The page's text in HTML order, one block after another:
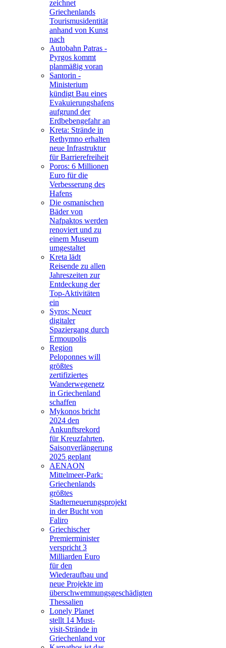
zeichnet
Griechenlands
Tourismusidentität
anhand von Kunst
nach
Autobahn Patras -
Pyrgos kommt
planmäßig voran
Santorin -
Ministerium
kündigt Bau eines
Evakuierungshafens
aufgrund der
Erdbebengefahr an
Kreta: Strände in
Rethymno erhalten
neue Infrastruktur
für Barrierefreiheit
Poros: 6 Millionen
Euro für die
Verbesserung des
Hafens
Die osmanischen
Bäder von
Nafpaktos werden
renoviert und zu
einem Museum
umgestaltet
Kreta lädt
Reisende zu allen
Jahreszeiten zur
Entdeckung der
Top-Aktivitäten
ein
Syros: Neuer
digitaler
Spaziergang durch
Ermoupolis
Region
Peloponnes will
größtes
zertifiziertes
Wanderwegenetz
in Griechenland
schaffen
Mykonos bricht
2024 den
Ankunftsrekord
für Kreuzfahrten,
Saisonverlängerung
2025 geplant
AENAON
Mittelmeer-Park:
Griechenlands
größtes
Stadterneuerungsprojekt
in der Bucht von
Faliro
Griechischer
Premierminister
verspricht 3
Milliarden Euro
für den
Wiederaufbau und
neue Projekte im
überschwemmungsgeschädigten
Thessalien
Lonely Planet
stellt 14 Must-
visit-Strände in
Griechenland vor